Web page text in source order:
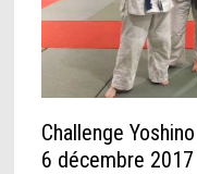
Challenge
6 décembre 2017